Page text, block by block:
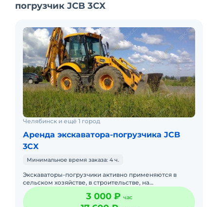
погрузчик JCB 3CX
Челябинск и ещё 1 город
Аренда экскаватора-погрузчика JCB
3CX
Минимальное время заказа: 4 ч.
Экскаваторы-погрузчики активно применяются в
сельском хозяйстве, в строительстве, на
коммунальных предприятиях. Незаменимы они и в
горнодобывающей отрасли. Техн
3 000 ₽ час